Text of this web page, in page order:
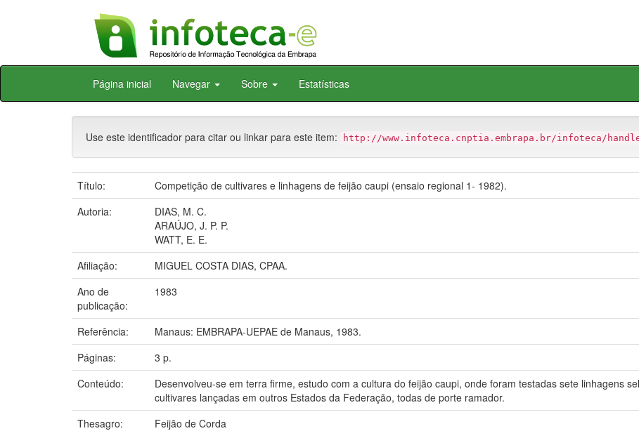
Skip
Página inicial Navegar Sobre Estatísticas
Use este identificador para citar ou linkar para este item: http://www.infoteca.cnptia.embrapa.br/infoteca/
Título:
Competição de cultivares e linhagens de feijão caupi (ensaio regional 1- 1982).
Autoria:
DIAS, M. C.
ARAÚJO, J. P. P.
WATT, E. E.
Afiliação:
MIGUEL COSTA DIAS, CPAA.
Ano de
publicação:
1983
Referência:
Manaus: EMBRAPA-UEPAE de Manaus, 1983.
Páginas:
3 p.
Conteúdo:
Desenvolveu-se em terra firme, estudo com a cultura do feijão caupi, onde foram testadas sete linhagens
cultivares lançadas em outros Estados da Federação, todas de porte ramador.
Thesagro:
Feijão de Corda